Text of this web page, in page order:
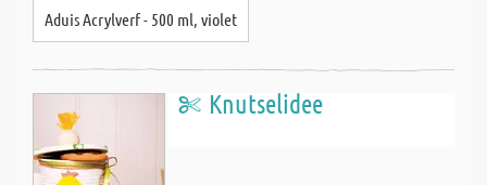
Aduis Acrylverf - 500 ml, violet
Knutselidee